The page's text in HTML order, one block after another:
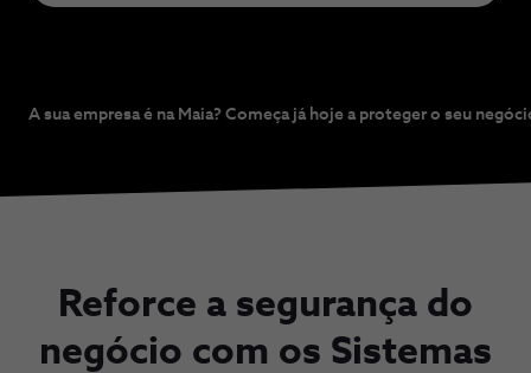
A sua empresa é na Maia? Começa já hoje a proteger o seu
Reforce a segurança do
negócio com os Sistemas